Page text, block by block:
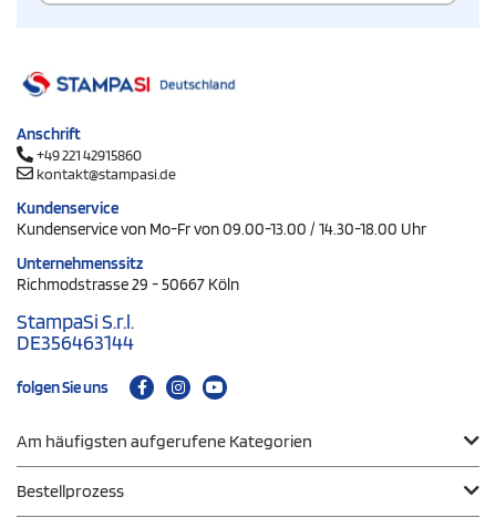
Anschrift
+49 221 42915860
kontakt@stampasi.de
Kundenservice
Kundenservice von Mo-Fr von 09.00-13.00 / 14.30-18.00 Uhr
Unternehmenssitz
Richmodstrasse 29 - 50667 Köln
StampaSi S.r.l.
DE356463144
folgen Sie uns
Am häufigsten aufgerufene Kategorien
Bestellprozess